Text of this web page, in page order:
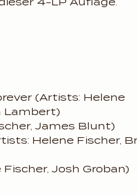
(Artists: Helene
Lambert)
James Blunt)
Helene Fischer,
Josh Groban)